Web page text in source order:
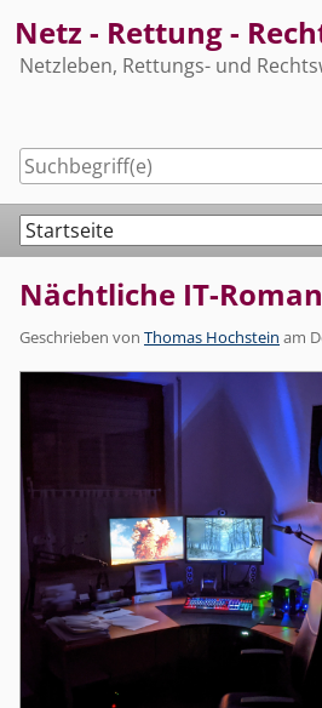
to
content
Netz - Rettung -
Netzleben, Rettungs- und
Navigation
Nächtliche IT-
Geschrieben von Thomas Hochstein am